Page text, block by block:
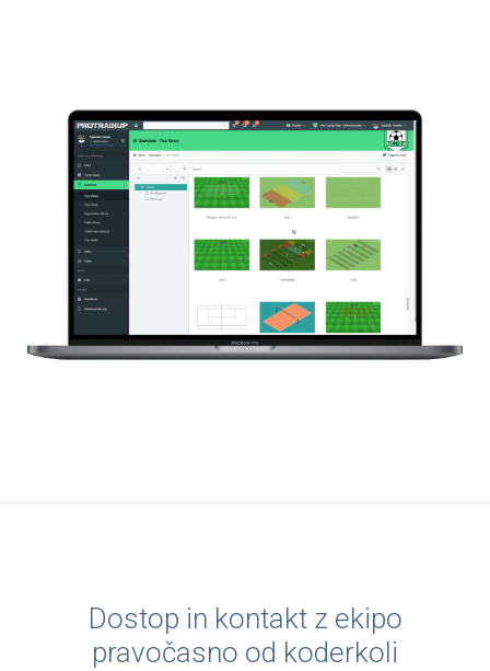
Dostop in kontakt z ekipo
pravočasno od koderkoli